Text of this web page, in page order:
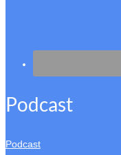
Podcast
Podcast